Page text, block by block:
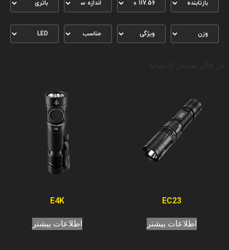
EC23
اطلاعات بیشتر
E4K
اطلاعات بیشتر